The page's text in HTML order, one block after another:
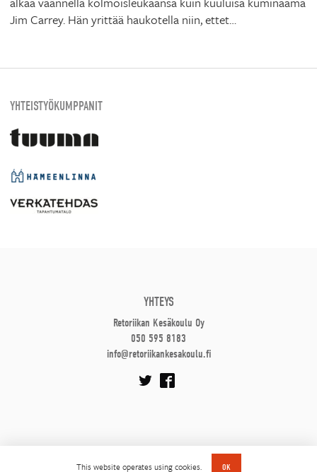
This website operates using cookies. OK
Jim Carrey. Hän yrittää haukotella niin, ettet…
YHTEISTYÖKUMPPANIT
YHTEYS
Retoriikan Kesäkoulu Oy
050 595 8183
info@retoriikankesakoulu.fi